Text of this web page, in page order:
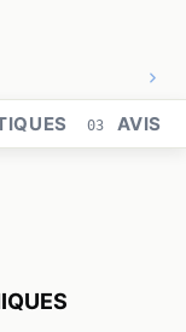
03 AVIS